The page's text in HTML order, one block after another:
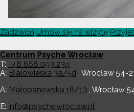
Zadzwoń Umów się na wizytę
Centrum Psyche Wrocław
T: +48 668 093 234
A: Białowieska 3a/5d , Wrocław 54-
A: Małopanewska 18/13 , Wrocław
E: info@psyche.wroclaw.pl